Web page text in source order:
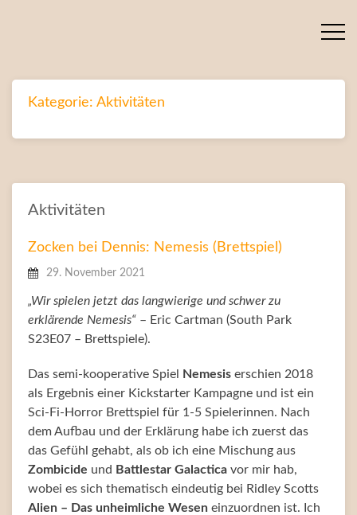
Kategorie: Aktivitäten
Aktivitäten
Zocken bei Dennis: Nemesis (Brettspiel)
29. November 2021
„Wir spielen jetzt das langwierige und schwer zu
erklärende Nemesis“ – Eric Cartman (South Park
S23E07 – Brettspiele).
Das semi-kooperative Spiel Nemesis erschien 2018
als Ergebnis einer Kickstarter Kampagne und ist ein
Sci-Fi-Horror Brettspiel für 1-5 Spielerinnen. Nach
dem Aufbau und der Erklärung habe ich zuerst das
das Gefühl gehabt, als ob ich eine Mischung aus
Zombicide und Battlestar Galactica vor mir hab,
wobei es sich thematisch eindeutig bei Ridley Scotts
Alien – Das unheimliche Wesen einzuordnen ist. Ich